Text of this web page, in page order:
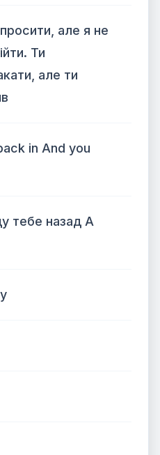
але я не
Ти
але ти
in And you
тебе назад А